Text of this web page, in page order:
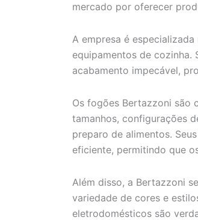
mercado por oferecer
A empresa é
equipamentos de cozinha.
acabamento impecável,
Os fogões Bertazzoni são
tamanhos, configurações
preparo de alimentos.
eficiente, permitindo que
Além disso, a Bertazzoni
variedade de cores e
eletrodomésticos são